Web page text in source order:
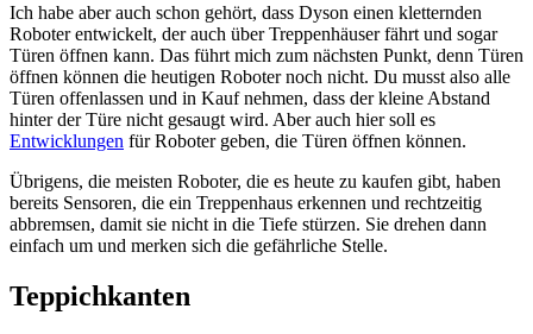
Ich habe aber auch schon gehört, dass Dyson einen kletternden
Roboter entwickelt, der auch über Treppenhäuser fährt und sogar
Türen öffnen kann. Das führt mich zum nächsten Punkt, denn Türen
öffnen können die heutigen Roboter noch nicht. Du musst also alle
Türen offenlassen und in Kauf nehmen, dass der kleine Abstand
hinter der Türe nicht gesaugt wird. Aber auch hier soll es
Entwicklungen für Roboter geben, die Türen öffnen können.
Übrigens, die meisten Roboter, die es heute zu kaufen gibt, haben
bereits Sensoren, die ein Treppenhaus erkennen und rechtzeitig
abbremsen, damit sie nicht in die Tiefe stürzen. Sie drehen dann
einfach um und merken sich die gefährliche Stelle.
Teppichkanten